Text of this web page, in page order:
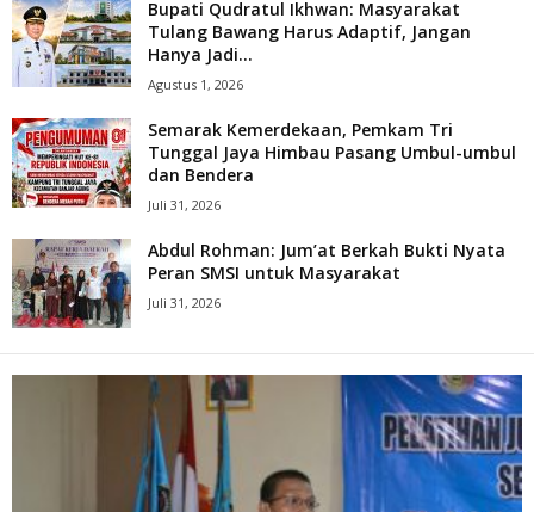
Bupati Qudratul Ikhwan: Masyarakat
Tulang Bawang Harus Adaptif, Jangan
Hanya Jadi...
Agustus 1, 2026
Semarak Kemerdekaan, Pemkam Tri
Tunggal Jaya Himbau Pasang Umbul-umbul
dan Bendera
Juli 31, 2026
Abdul Rohman: Jum’at Berkah Bukti Nyata
Peran SMSI untuk Masyarakat
Juli 31, 2026